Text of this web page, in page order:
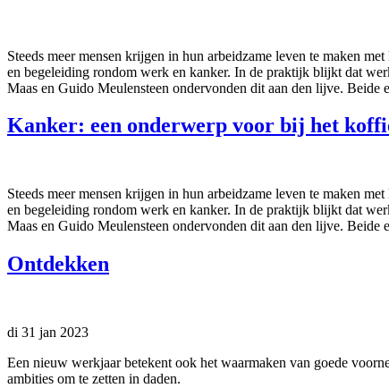
Steeds meer mensen krijgen in hun arbeidzame leven te maken
en begeleiding rondom werk en kanker. In de praktijk blijkt dat
Maas en Guido Meulensteen ondervonden dit aan den lijve. Beide
Kanker: een onderwerp voor bij het
Steeds meer mensen krijgen in hun arbeidzame leven te maken
en begeleiding rondom werk en kanker. In de praktijk blijkt dat
Maas en Guido Meulensteen ondervonden dit aan den lijve. Beide
Ontdekken
di 31 jan 2023
Een nieuw werkjaar betekent ook het waarmaken van goede
ambities om te zetten in daden.